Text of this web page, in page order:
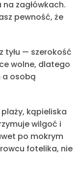
zagłówkach.
pewność, że
tyłu — szerokość
wolne, dlatego
a osobą
kąpieliska
wilgoć i
po mokrym
fotelika, nie